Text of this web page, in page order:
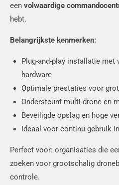
een volwaardige
hebt.
Belangrijkste kenmerken:
Plug-and-play installatie met
hardware
Optimale prestaties voor
Ondersteunt multi-drone en
Beveiligde opslag en hoge
Ideaal voor continu gebruik
Perfect voor: organisaties die
zoeken voor grootschalig
controle.